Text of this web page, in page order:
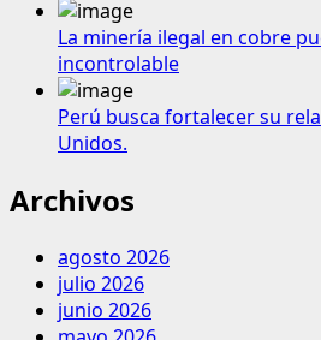
La minería ilegal en cobre
incontrolable
Perú busca fortalecer su
Unidos.
Archivos
agosto 2026
julio 2026
junio 2026